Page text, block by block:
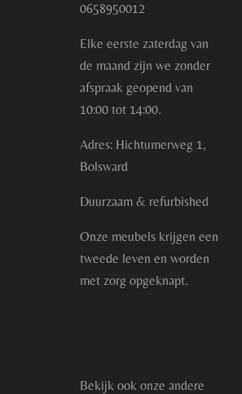
0658950012
Elke eerste zaterdag van
de maand zijn we zonder
afspraak geopend van
10:00 tot 14:00.
Adres: Hichtumerweg 1,
Bolsward
Duurzaam & refurbished
Onze meubels krijgen een
tweede leven en worden
met zorg opgeknapt.
Bekijk ook onze andere